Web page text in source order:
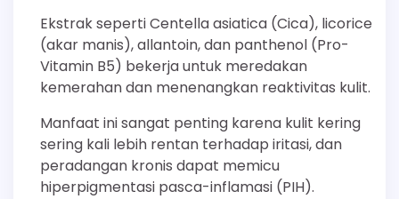
Ekstrak seperti Centella asiatica (Cica), licorice
(akar manis), allantoin, dan panthenol (Pro-
Vitamin B5) bekerja untuk meredakan
kemerahan dan menenangkan reaktivitas kulit.
Manfaat ini sangat penting karena kulit kering
sering kali lebih rentan terhadap iritasi, dan
peradangan kronis dapat memicu
hiperpigmentasi pasca-inflamasi (PIH).